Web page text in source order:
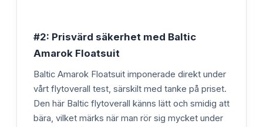
#2: Prisvärd säkerhet med Baltic
Amarok Floatsuit
Baltic Amarok Floatsuit imponerade direkt under
vårt flytoverall test, särskilt med tanke på priset.
Den här Baltic flytoverall känns lätt och smidig att
bära, vilket märks när man rör sig mycket under